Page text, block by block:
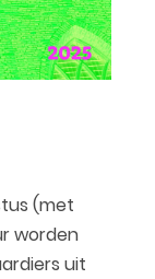
(met
worden
uit